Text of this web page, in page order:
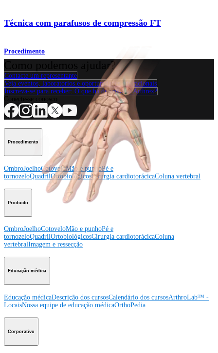
Técnica com parafusos de compressão FT
Procedimento
Como podemos ajudar?
Contacte um representante
Veja eventos, laboratórios e oportunidades educacionais
Inscreva-se para receber: O que há de novo na Arthrex?
Procedimento
OmbroJoelhoCotoveloMão e punhoPé e
tornozeloQuadrilOrtobiológicosCirurgia cardiotorácicaColuna vertebral
Producto
OmbroJoelhoCotoveloMão e punhoPé e
tornozeloQuadrilOrtobiológicosCirurgia cardiotorácicaColuna
vertebralImagem e ressecção
Educação médica
Educação médicaDescrição dos cursosCalendário dos cursosArthroLab™ -
LocaisNossa equipe de educação médicaOrthoPedia
Corporativo